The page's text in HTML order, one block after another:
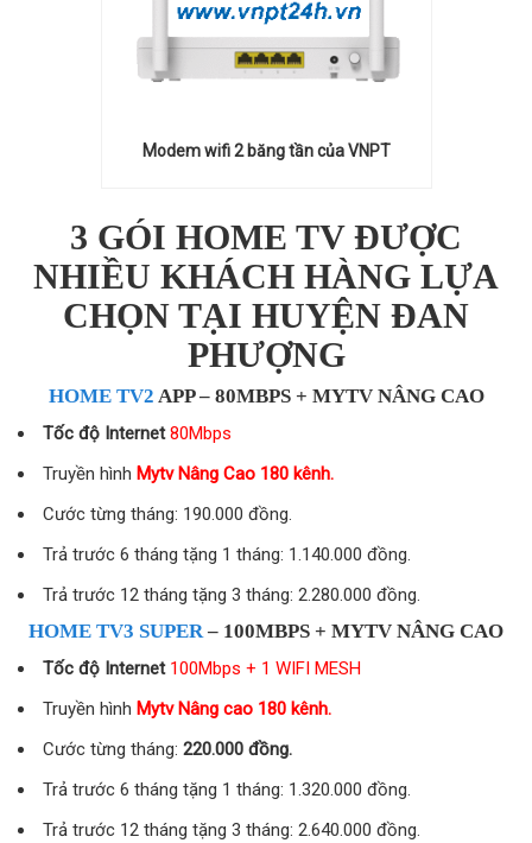
Modem wifi 2 băng tần của VNPT
3 GÓI HOME TV ĐƯỢC
NHIỀU KHÁCH HÀNG LỰA
CHỌN TẠI HUYỆN ĐAN
PHƯỢNG
HOME TV2 APP – 80MBPS + MYTV NÂNG CAO
Tốc độ Internet80Mbps
Truyền hình Mytv Nâng Cao 180 kênh.
Cước từng tháng: 190.000 đồng.
Trả trước 6 tháng tặng 1 tháng: 1.140.000 đồng.
Trả trước 12 tháng tặng 3 tháng: 2.280.000 đồng.
HOME TV3 SUPER– 100MBPS + MYTV NÂNG CAO
Tốc độ Internet 100Mbps + 1 WIFI MESH
Truyền hình Mytv Nâng cao 180 kênh.
Cước từng tháng: 220.000 đồng.
Trả trước 6 tháng tặng 1 tháng: 1.320.000 đồng.
Trả trước 12 tháng tặng 3 tháng: 2.640.000 đồng.